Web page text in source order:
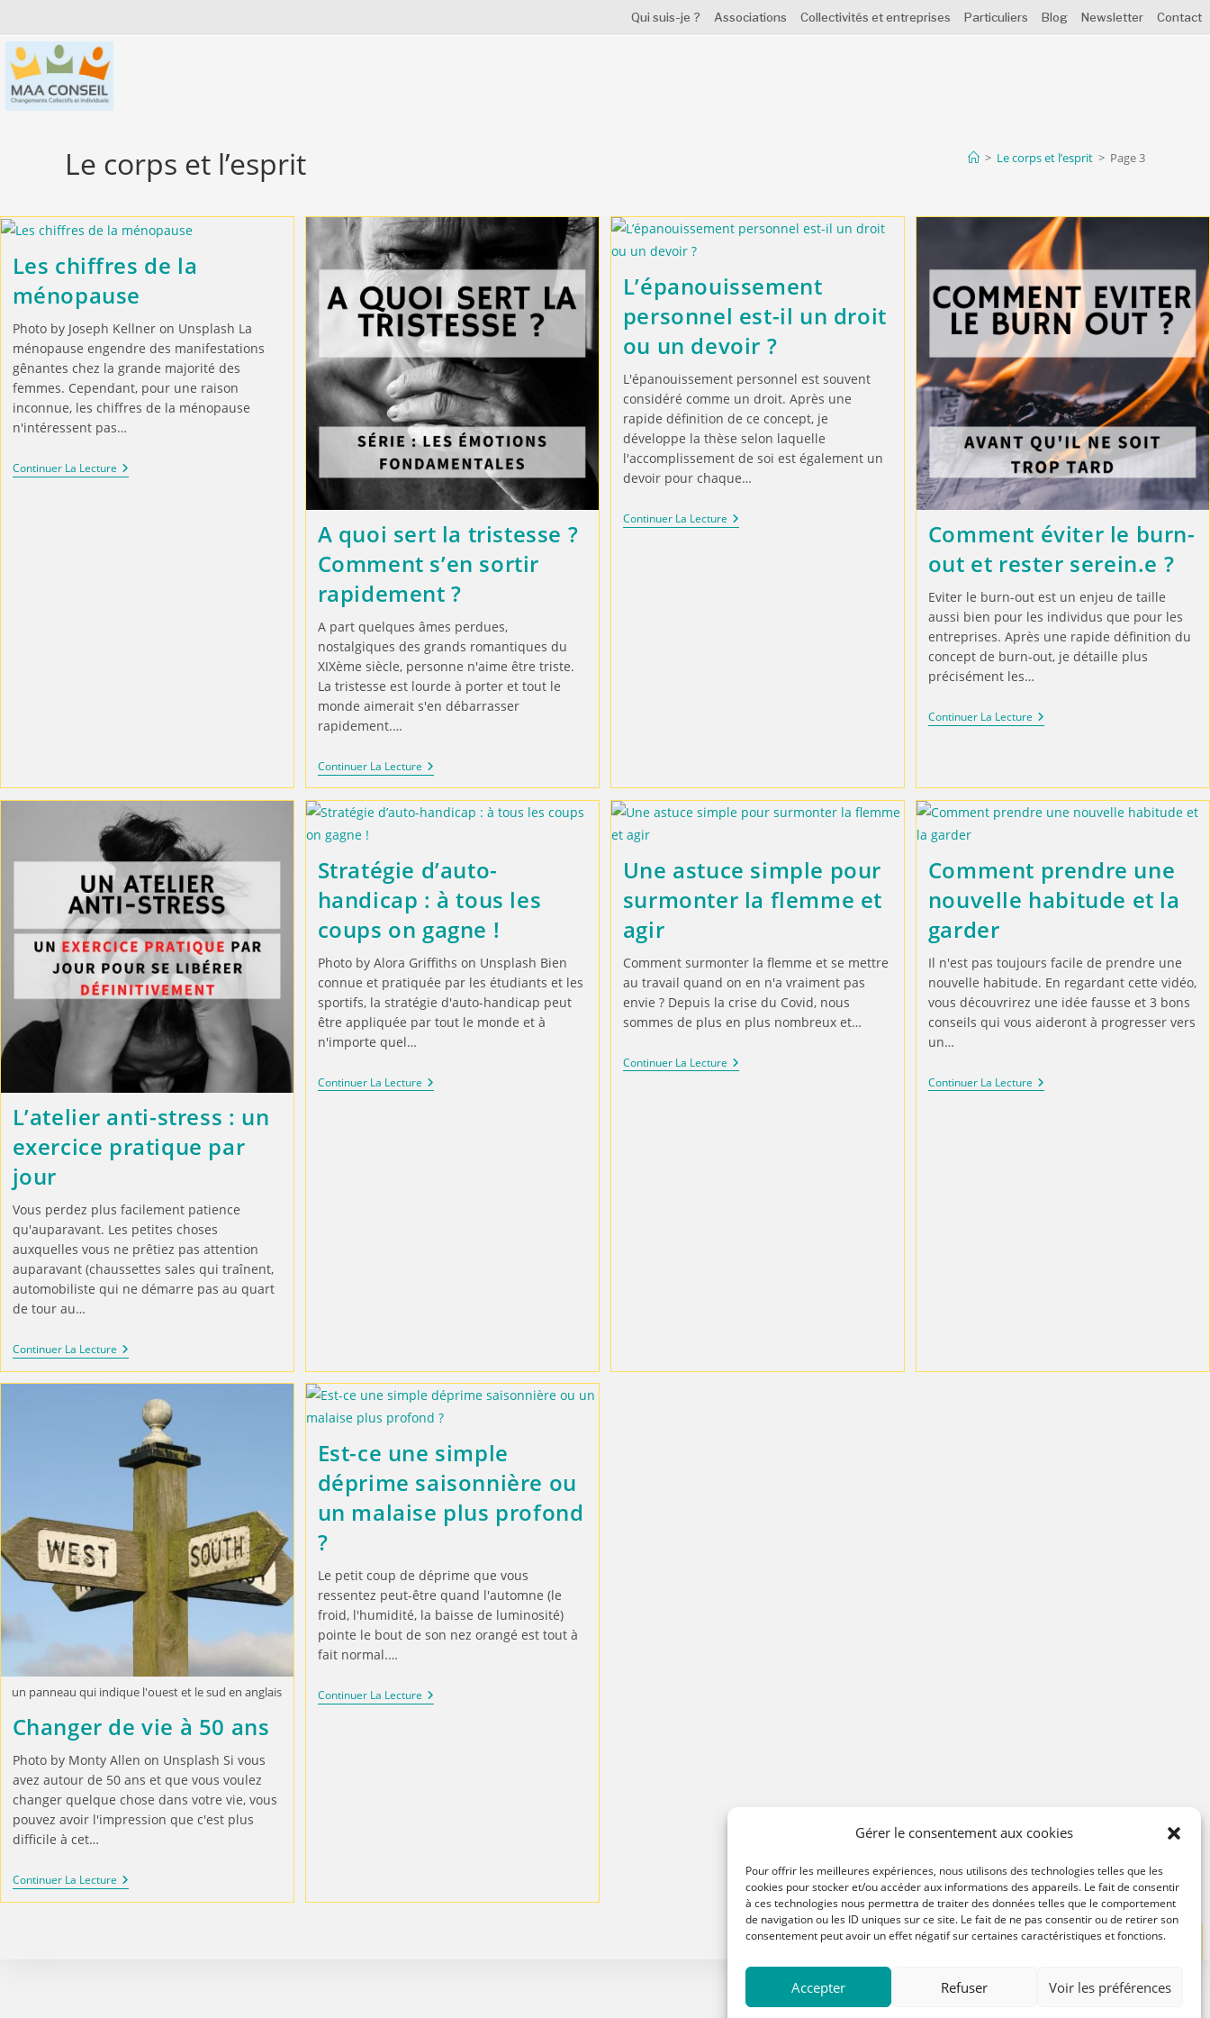
Gérer le consentement aux cookies
Pour offrir les meilleures expériences, nous utilisons des technologies telles que les
cookies pour stocker et/ou accéder aux informations des appareils. Le fait de consentir
à ces technologies nous permettra de traiter des données telles que le comportement
de navigation ou les ID uniques sur ce site. Le fait de ne pas consentir ou de retirer son
consentement peut avoir un effet négatif sur certaines caractéristiques et fonctions.
Accepter Refuser Voir les préférences
Qui suis-je ? Associations Collectivités et entreprises Particuliers Blog Newsletter Contact
Le corps et l’esprit > Le corps et l’esprit > Page 3
Les chiffres de la
ménopause
Photo by Joseph Kellner on Unsplash La
ménopause engendre des manifestations
gênantes chez la grande majorité des
femmes. Cependant, pour une raison
inconnue, les chiffres de la ménopause
n'intéressent pas…
Continuer La Lecture
A quoi sert la tristesse ?
Comment s’en sortir
rapidement ?
A part quelques âmes perdues,
nostalgiques des grands romantiques du
XIXème siècle, personne n'aime être triste.
La tristesse est lourde à porter et tout le
monde aimerait s'en débarrasser
rapidement.…
Continuer La Lecture
L’épanouissement
personnel est-il un droit
ou un devoir ?
L'épanouissement personnel est souvent
considéré comme un droit. Après une
rapide définition de ce concept, je
développe la thèse selon laquelle
l'accomplissement de soi est également un
devoir pour chaque…
Continuer La Lecture
Comment éviter le burn-
out et rester serein.e ?
Eviter le burn-out est un enjeu de taille
aussi bien pour les individus que pour les
entreprises. Après une rapide définition du
concept de burn-out, je détaille plus
précisément les…
Continuer La Lecture
L’atelier anti-stress : un
exercice pratique par
jour
Vous perdez plus facilement patience
qu'auparavant. Les petites choses
auxquelles vous ne prêtiez pas attention
auparavant (chaussettes sales qui traînent,
automobiliste qui ne démarre pas au quart
de tour au…
Continuer La Lecture
Stratégie d’auto-
handicap : à tous les
coups on gagne !
Photo by Alora Griffiths on Unsplash Bien
connue et pratiquée par les étudiants et les
sportifs, la stratégie d'auto-handicap peut
être appliquée par tout le monde et à
n'importe quel…
Continuer La Lecture
Une astuce simple pour
surmonter la flemme et
agir
Comment surmonter la flemme et se mettre
au travail quand on en n'a vraiment pas
envie ? Depuis la crise du Covid, nous
sommes de plus en plus nombreux et…
Continuer La Lecture
Comment prendre une
nouvelle habitude et la
garder
Il n'est pas toujours facile de prendre une
nouvelle habitude. En regardant cette vidéo,
vous découvrirez une idée fausse et 3 bons
conseils qui vous aideront à progresser vers
un…
Continuer La Lecture
un panneau qui indique l'ouest et le sud en anglais
Changer de vie à 50 ans
Photo by Monty Allen on Unsplash Si vous
avez autour de 50 ans et que vous voulez
changer quelque chose dans votre vie, vous
pouvez avoir l'impression que c'est plus
difficile à cet…
Continuer La Lecture
Est-ce une simple
déprime saisonnière ou
un malaise plus profond
?
Le petit coup de déprime que vous
ressentez peut-être quand l'automne (le
froid, l'humidité, la baisse de luminosité)
pointe le bout de son nez orangé est tout à
fait normal.…
Continuer La Lecture
1 2 3 4